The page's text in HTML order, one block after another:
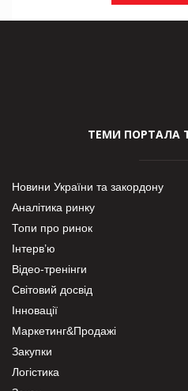
ТЕМИ ПОРТАЛА
Новини України та закордону
Аналітика ринку
Топи про ринок
Інтерв’ю
Відео-тренінги
Світовий досвід
Інновації
Маркетинг&Продажі
Закупки
Логістика